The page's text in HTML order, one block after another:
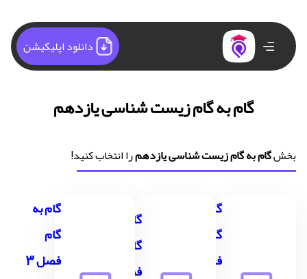
دانلود اپلیکیشن
گام به گام زیست شناسی یازدهم
بخشگام به گام زیست شناسی یازدهمرا انتخاب کنید!
گام به
گام
گام به
گام
فصل 2
گام به
گام
فصل 3